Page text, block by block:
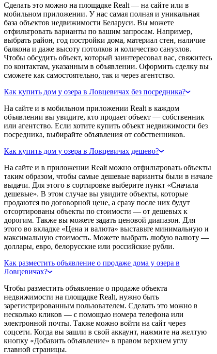
Сделать это можно на площадке Realt — на сайте или в
мобильном приложении. У нас самая полная и уникальная
база объектов недвижимости Беларуси. Вы можете
отфильтровать варианты по вашим запросам. Например,
выбрать район, год постройки дома, материал стен, наличие
балкона и даже высоту потолков и количество санузлов.
Чтобы обсудить объект, который заинтересовал вас, свяжитесь
по контактам, указанным в объявлении. Оформить сделку вы
сможете как самостоятельно, так и через агентство.
Как купить дом у озера в Ловцевичах без посредника?
На сайте и в мобильном приложении Realt в каждом
объявлении вы увидите, кто продает объект — собственник
или агентство. Если хотите купить объект недвижимости без
посредника, выбирайте объявления от собственников.
Как купить дом у озера в Ловцевичах дешево?
На сайте и в приложении Realt можно отфильтровать объекты
таким образом, чтобы самые дешевые варианты были в начале
выдачи. Для этого в сортировке выберите пункт «Сначала
дешевые». В этом случае вы увидите объекты, которые
продаются по договорной цене, а сразу после них будут
отсортированы объекты по стоимости — от дешевых к
дорогим. Также вы можете задать ценовой диапазон. Для
этого во вкладке «Цена и валюта» выставьте минимальную и
максимальную стоимость. Можете выбрать любую валюту —
доллары, евро, белорусские или российские рубли.
Как разместить объявление о продаже дома у озера в
Ловцевичах?
Чтобы разместить объявление о продаже объекта
недвижимости на площадке Realt, нужно быть
зарегистрированным пользователем. Сделать это можно в
несколько кликов — с помощью номера телефона или
электронной почты. Также можно войти на сайт через
соцсети. Когда вы зашли в свой аккаунт, нажмите на желтую
кнопку «Добавить объявление» в правом верхнем углу
главной страницы.